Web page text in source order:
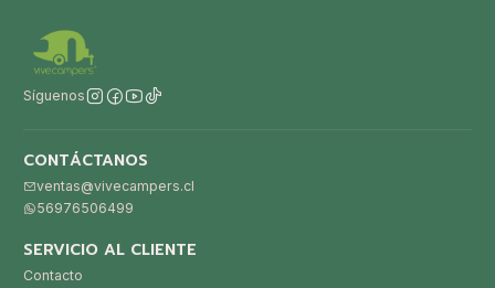
Síguenos
CONTÁCTANOS
ventas@vivecampers.cl
56976506499
SERVICIO AL CLIENTE
Contacto